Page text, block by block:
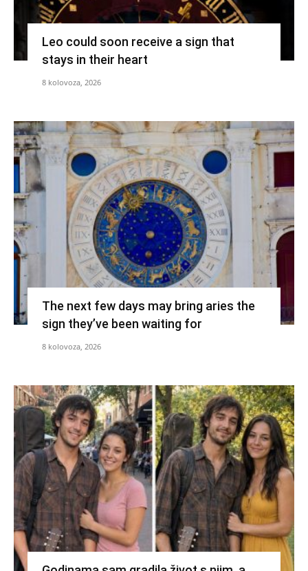
Leo could soon receive a sign that
stays in their heart
8 kolovoza, 2026
The next few days may bring aries the
sign they’ve been waiting for
8 kolovoza, 2026